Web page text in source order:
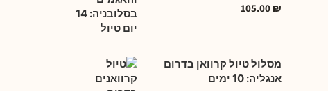
105.00 ₪
מסלול טיול קרוואן בדרום
אנגליה: 10 ימים